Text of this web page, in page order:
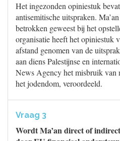
Het ingezonden opiniestuk
antisemitische uitspraken.
betrokken geweest bij het
organisatie heeft het opiniestuk
afstand genomen van de
aan diens Palestijnse en
News Agency het misbruik van
het jodendom, veroordeeld.
Vraag 3
Wordt Ma’an direct of